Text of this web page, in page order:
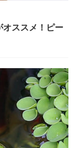
オススメ！ピー